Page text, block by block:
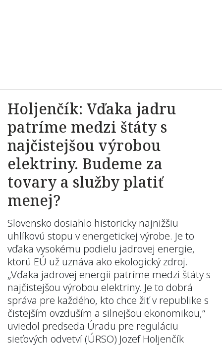
Holjenčík: Vďaka jadru
patríme medzi štáty s
najčistejšou výrobou
elektriny. Budeme za
tovary a služby platiť
menej?
Slovensko dosiahlo historicky najnižšiu
uhlíkovú stopu v energetickej výrobe. Je to
vďaka vysokému podielu jadrovej energie,
ktorú EÚ už uznáva ako ekologický zdroj.
„Vďaka jadrovej energii patríme medzi štáty s
najčistejšou výrobou elektriny. Je to dobrá
správa pre každého, kto chce žiť v republike s
čistejším ovzduším a silnejšou ekonomikou,“
uviedol predseda Úradu pre reguláciu
sieťových odvetví (ÚRSO) Jozef Holjenčík